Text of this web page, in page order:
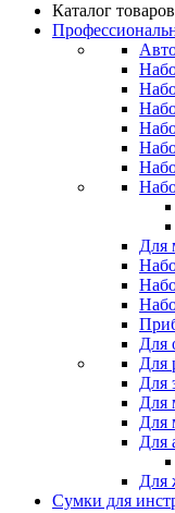
Каталог товаров
Для
Для
Для
Для
Для
Для
Для
Для
Сумки для